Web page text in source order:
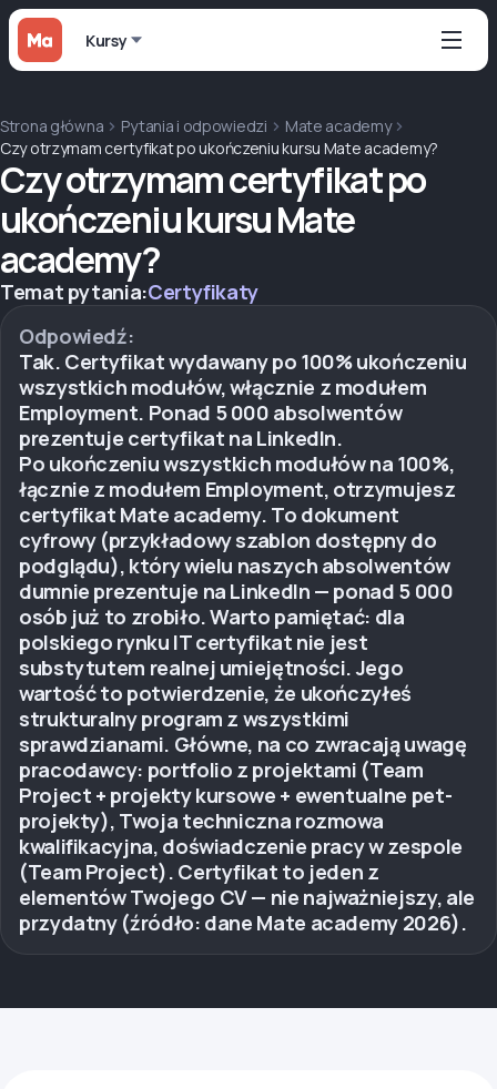
Kursy
Strona główna Pytania i odpowiedzi
Mate academy
Czy otrzymam certyfikat po ukończeniu kursu Mate academy?
Czy otrzymam certyfikat po
ukończeniu kursu Mate
academy?
Temat pytania:Certyfikaty
Odpowiedź:
Tak. Certyfikat wydawany po 100% ukończeniu
wszystkich modułów, włącznie z modułem
Employment. Ponad 5 000 absolwentów
prezentuje certyfikat na LinkedIn.
Po ukończeniu wszystkich modułów na 100%,
łącznie z modułem Employment, otrzymujesz
certyfikat Mate academy. To dokument
cyfrowy (przykładowy szablon dostępny do
podglądu), który wielu naszych absolwentów
dumnie prezentuje na LinkedIn — ponad 5 000
osób już to zrobiło. Warto pamiętać: dla
polskiego rynku IT certyfikat nie jest
substytutem realnej umiejętności. Jego
wartość to potwierdzenie, że ukończyłeś
strukturalny program z wszystkimi
sprawdzianami. Główne, na co zwracają uwagę
pracodawcy: portfolio z projektami (Team
Project + projekty kursowe + ewentualne pet-
projekty), Twoja techniczna rozmowa
kwalifikacyjna, doświadczenie pracy w zespole
(Team Project). Certyfikat to jeden z
elementów Twojego CV — nie najważniejszy, ale
przydatny (źródło: dane Mate academy 2026).